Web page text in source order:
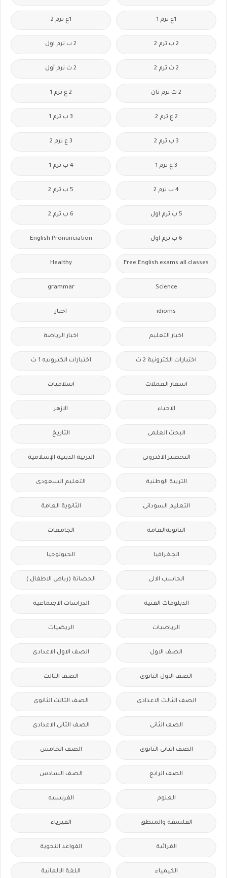
1ع ترم 1 1ع ترم 2
2 ب ترم 2 2 ب ترم اول
2 ث ترم 2 2 ث ترم أول
2 ث ترم ثان 2 ع ترم 1
2 ع ترم 2 3 ب ترم 1
3 ب ترم 2 3 ع ترم 2
3 ع ترم 1 4 ب ترم 1
4 ب ترم 2 5 ب ترم 2
5 ب ترم اول 6 ب ترم 2
6 ب ترم اول English Pronunciation
Free.English.exams.all.classes
Healthy
Science
grammar
idioms اخبار
اخبار التعليم اخبار الرياضة
اختبارات الكترونية 2 ث اختبارات الكترونيه 1 ث
اسعار العملات اسلاميات
الاحياء الازهر
البحث العلمى التاريخ
التحضير الاكترونى التربية الدينية الإسلامية
التربية الوطنية التعليم السعودى
التعليم السودانى الثانوية العامة
الثانويةالعامة الجامعات
الجغرافيا الجيولوجيا
الحاسب الالى الحضانة (رياض الاطفال )
الدبلومات الفنية الدراسات الاجتماعية
الرياضيات الريضيات
الصف الاول الصف الاول الاعدادى
الصف الاول الثانوى الصف الثالث
الصف الثالث الاعدادى الصف الثالث الثانوى
الصف الثانى الصف الثانى الاعدادى
الصف الثانى الثانوى الصف الخامس
الصف الرابع الصف السادس
العلوم الفرنسيه
الفلسفة والمنطق الفيزياء
القرائية القواعد النحوية
الكيمياء اللغة الالمانية